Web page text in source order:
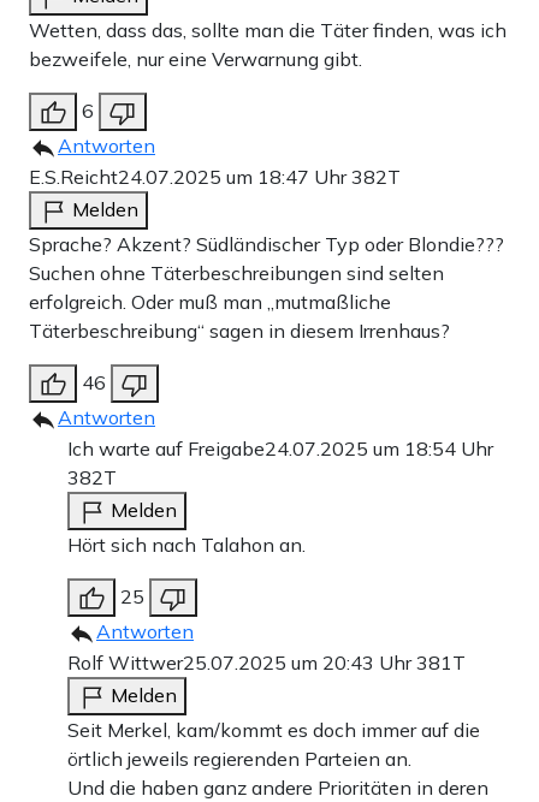
Wetten, dass das, sollte man die Täter finden, was ich
bezweifele, nur eine Verwarnung gibt.
6
Antworten
E.S.Reicht24.07.2025 um 18:47 Uhr382T
Melden
Sprache? Akzent? Südländischer Typ oder Blondie???
Suchen ohne Täterbeschreibungen sind selten
erfolgreich. Oder muß man „mutmaßliche
Täterbeschreibung“ sagen in diesem Irrenhaus?
46
Antworten
Ich warte auf Freigabe24.07.2025 um 18:54 Uhr
382T
Melden
Hört sich nach Talahon an.
25
Antworten
Rolf Wittwer25.07.2025 um 20:43 Uhr381T
Melden
Seit Merkel, kam/kommt es doch immer auf die
örtlich jeweils regierenden Parteien an.
Und die haben ganz andere Prioritäten in deren